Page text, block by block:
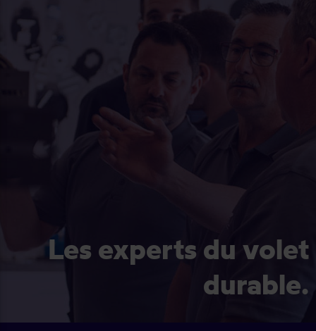
Les experts du volet
durable.